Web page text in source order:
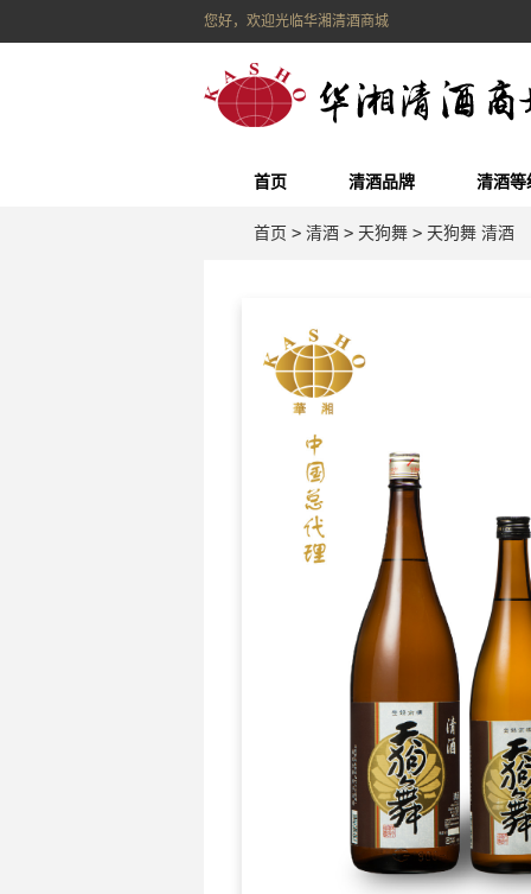
您好，欢迎光临华湘清酒商城
首页 清酒品牌 清酒等
首页 > 清酒 > 天狗舞 > 天狗舞 清酒